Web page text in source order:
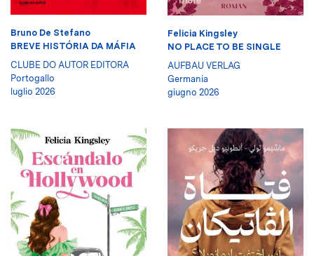
Bruno De Stefano
BREVE HISTÓRIA DA MÁFIA
CLUBE DO AUTOR EDITORA
Portogallo
luglio 2026
Felicia Kingsley
NO PLACE TO BE SINGLE
AUFBAU VERLAG
Germania
giugno 2026